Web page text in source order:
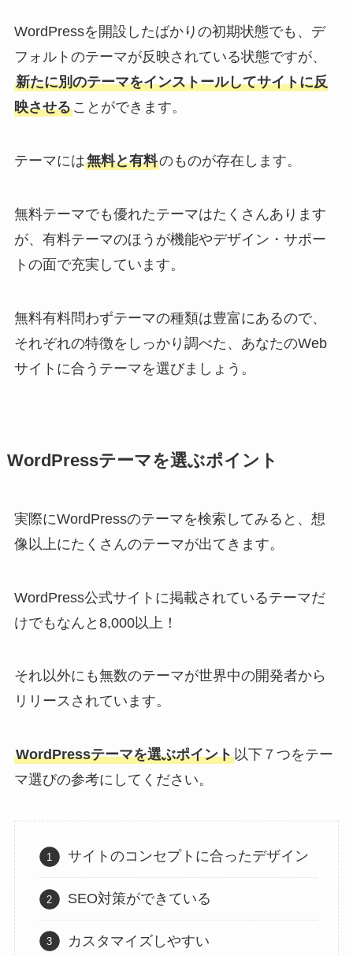
WordPressを開設したばかりの初期状態でも、デ
フォルトのテーマが反映されている状態ですが、
新たに別のテーマをインストールしてサイトに反
映させることができます。
テーマには無料と有料のものが存在します。
無料テーマでも優れたテーマはたくさんあります
が、有料テーマのほうが機能やデザイン・サポー
トの面で充実しています。
無料有料問わずテーマの種類は豊富にあるので、
それぞれの特徴をしっかり調べた、あなたのWeb
サイトに合うテーマを選びましょう。
WordPressテーマを選ぶポイント
実際にWordPressのテーマを検索してみると、想
像以上にたくさんのテーマが出てきます。
WordPress公式サイトに掲載されているテーマだ
けでもなんと8,000以上！
それ以外にも無数のテーマが世界中の開発者から
リリースされています。
WordPressテーマを選ぶポイント以下７つをテー
マ選びの参考にしてください。
サイトのコンセプトに合ったデザイン
SEO対策ができている
カスタマイズしやすい